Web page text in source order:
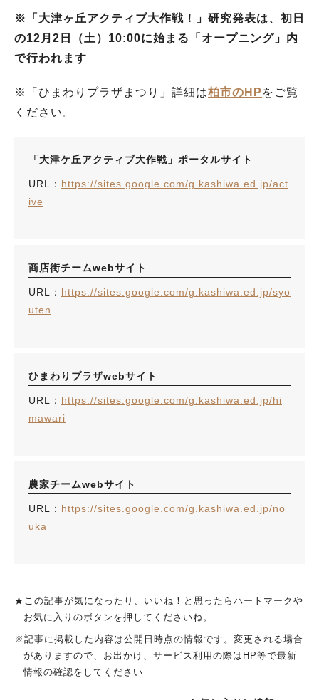
※「大津ヶ丘アクティブ大作戦！」研究発表は、初日
の12月2日（土）10:00に始まる「オープニング」内
で行われます
※「ひまわりプラザまつり」詳細は柏市のHP をご覧
ください。
「大津ケ丘アクティブ大作戦」ポータルサイト
URL： https://sites.google.com/g.kashiwa.ed.jp/act
ive
商店街チームwebサイト
URL： https://sites.google.com/g.kashiwa.ed.jp/syo
uten
ひまわりプラザwebサイト
URL： https://sites.google.com/g.kashiwa.ed.jp/hi
mawari
農家チームwebサイト
URL： https://sites.google.com/g.kashiwa.ed.jp/no
uka
★この記事が気になったり、いいね！と思ったらハートマークや
お気に入りのボタンを押してくださいね。
※記事に掲載した内容は公開日時点の情報です。変更される場合
がありますので、お出かけ、サービス利用の際はHP等で最新
情報の確認をしてください
#イベント#公園#教えたい／教えて投稿記事
#教えたい/こんなの見つけた